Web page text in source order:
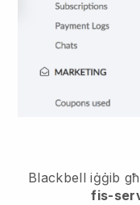
Blackbell iġġib
fis-